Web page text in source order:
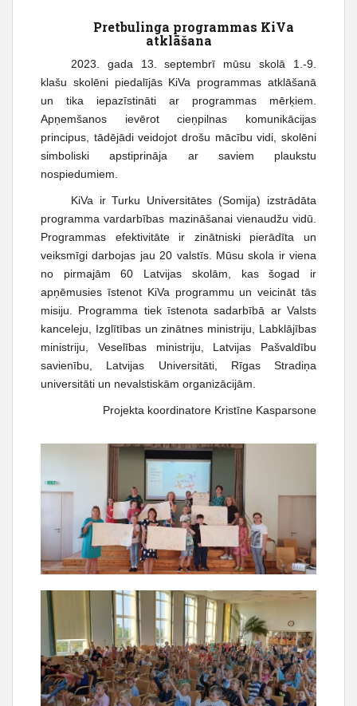
Pretbulinga programmas KiVa
atklāšana
2023. gada 13. septembrī mūsu skolā 1.-9.
klašu skolēni piedalījās KiVa programmas atklāšanā
un tika iepazīstināti ar programmas mērķiem.
Apņemšanos ievērot cieņpilnas komunikācijas
principus, tādējādi veidojot drošu mācību vidi, skolēni
simboliski apstiprināja ar saviem plaukstu
nospiedumiem.
KiVa ir Turku Universitātes (Somija) izstrādāta
programma vardarbības mazināšanai vienaudžu vidū.
Programmas efektivitāte ir zinātniski pierādīta un
veiksmīgi darbojas jau 20 valstīs. Mūsu skola ir viena
no pirmajām 60 Latvijas skolām, kas šogad ir
apņēmusies īstenot KiVa programmu un veicināt tās
misiju. Programma tiek īstenota sadarbībā ar Valsts
kanceleju, Izglītības un zinātnes ministriju, Labklājības
ministriju, Veselības ministriju, Latvijas Pašvaldību
savienību, Latvijas Universitāti, Rīgas Stradiņa
universitāti un nevalstiskām organizācijām.
Projekta koordinatore Kristīne Kasparsone